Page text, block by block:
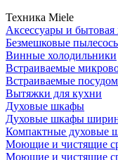
Техника Miele
Аксессуары и
Безмешковые
Винные холодильники
Встраиваемые
Встраиваемые
Вытяжки для кухни
Духовые шкафы
Духовые шкафы
Компактные духовые
Моющие и чистящие
Моющие и чистящие